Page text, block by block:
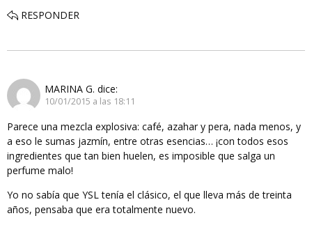
RESPONDER
MARINA G. dice:
10/01/2015 a las 18:11
Parece una mezcla explosiva: café, azahar y pera, nada menos, y
a eso le sumas jazmín, entre otras esencias… ¡con todos esos
ingredientes que tan bien huelen, es imposible que salga un
perfume malo!
Yo no sabía que YSL tenía el clásico, el que lleva más de treinta
años, pensaba que era totalmente nuevo.